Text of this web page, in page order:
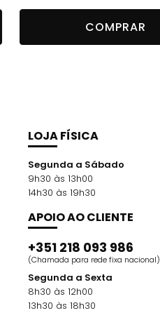
COMPRAR
LOJA FÍSICA
Segunda a Sábado
9h30 às 13h00
14h30 às 19h30
APOIO AO CLIENTE
+351 218 093 986
(Chamada para rede fixa nacional)
Segunda a Sexta
8h30 às 12h00
13h30 às 18h30